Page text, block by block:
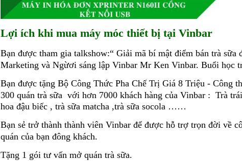
Lợi ích khi mua máy móc thiết bị tại Vinbar
Bạn được tham gia talkshow:“ Giải mã bí mật điểm bán trà sữa
Marketing và Ngừơi sáng lập Vinbar Mr Ken Vinbar. Buổi học
Bạn được tặng Bộ Công Thức Pha Chế Trị Giá 8 Triệu - Công
300 quán trà sữa với hơn 7000 khách hàng của Vinbar : Trà
hoa đậu biếc , trà sữa matcha ,trà sữa socola ……
Bạn sẻ trở thành thành viên Vinbar để được hỗ trợ trọn đời về
quán của bạn đông khách.
Tặng 1 gói tư vấn mở quán trà sữa.